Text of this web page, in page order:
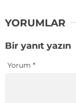
YORUMLAR
Bir yanıt yazın
Yorum *